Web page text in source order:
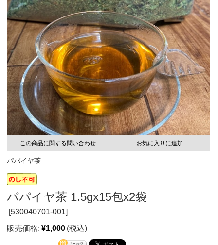
この商品に関する問い合わせ お気に入りに追加
パパイヤ茶
パパイヤ茶 1.5gx15包x2袋
[530040701-001]
販売価格: ¥1,000 (税込)